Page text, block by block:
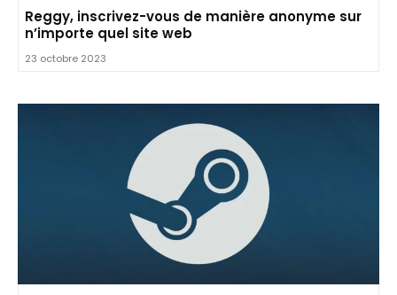
Reggy, inscrivez-vous de manière anonyme sur
n’importe quel site web
23 octobre 2023